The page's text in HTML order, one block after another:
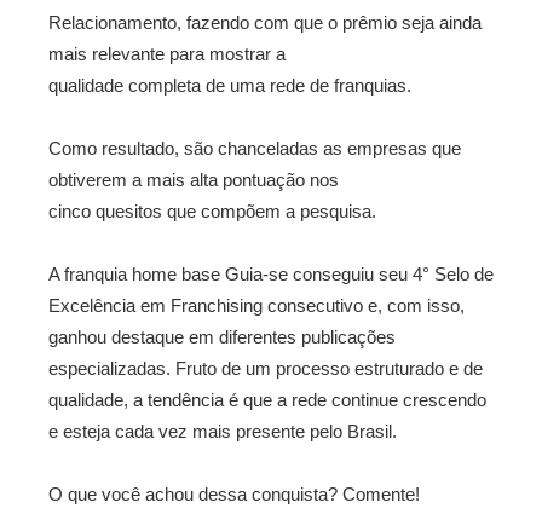
Relacionamento, fazendo com que o prêmio seja ainda
mais relevante para mostrar a
qualidade completa de uma rede de franquias.
Como resultado, são chanceladas as empresas que
obtiverem a mais alta pontuação nos
cinco quesitos que compõem a pesquisa.
A franquia home base Guia-­se conseguiu seu 4° Selo de
Excelência em Franchising consecutivo e, com isso,
ganhou destaque em diferentes publicações
especializadas. Fruto de um processo estruturado e de
qualidade, a tendência é que a rede continue crescendo
e esteja cada vez mais presente pelo Brasil.
O que você achou dessa conquista? Comente!